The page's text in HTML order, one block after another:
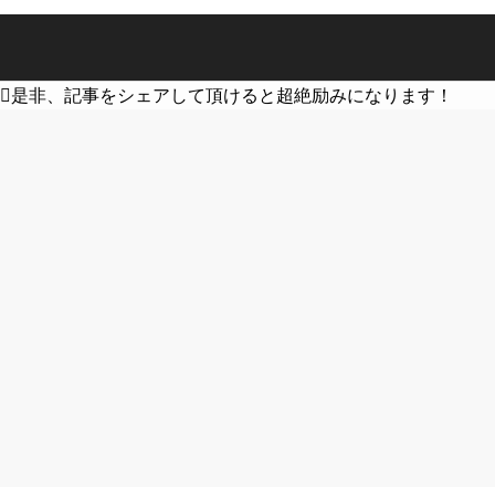
是非、記事をシェアして頂けると超絶励みになります！